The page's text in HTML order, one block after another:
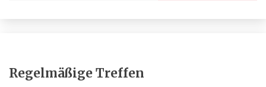
Regelmäßige Treffen